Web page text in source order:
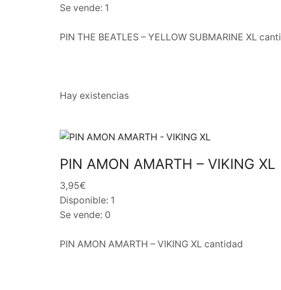
Se vende: 1
PIN THE BEATLES – YELLOW SUBMARINE XL
Hay existencias
PIN AMON AMARTH – VIKING XL
3,95€
Disponible: 1
Se vende: 0
PIN AMON AMARTH – VIKING XL cantidad